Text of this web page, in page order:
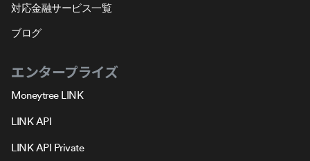
対応金融サービス一覧
ブログ
エンタープライズ
Moneytree LINK
LINK API
LINK API Private